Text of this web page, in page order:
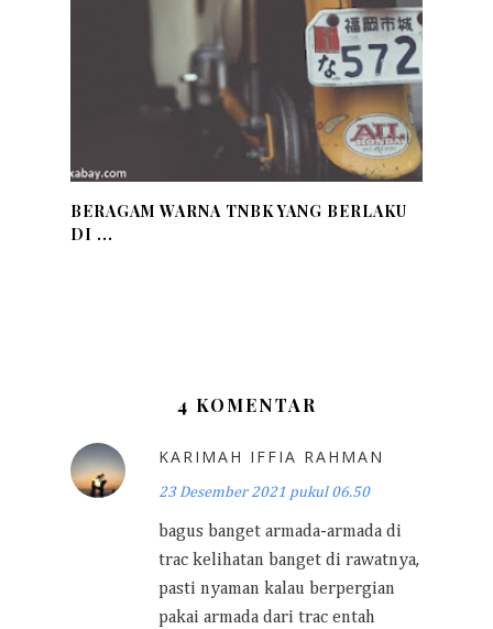
BERAGAM WARNA TNBK YANG BERLAKU
DI ...
4 KOMENTAR
KARIMAH IFFIA RAHMAN
23 Desember 2021 pukul 06.50
bagus banget armada-armada di
trac kelihatan banget di rawatnya,
pasti nyaman kalau berpergian
pakai armada dari trac entah